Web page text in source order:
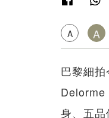
A A
巴黎細
Delorme
身、五